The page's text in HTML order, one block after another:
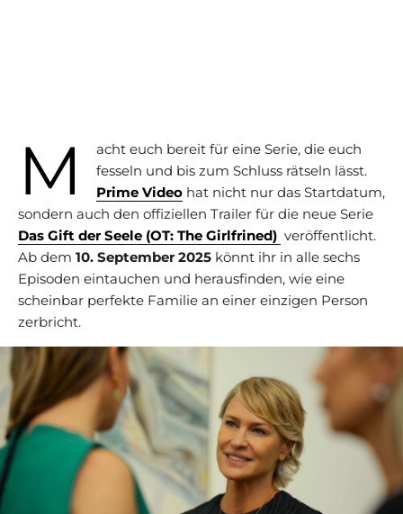
M
acht euch bereit für eine Serie, die euch
fesseln und bis zum Schluss rätseln lässt.
Prime Video hat nicht nur das Startdatum,
sondern auch den offiziellen Trailer für die neue Serie
Das Gift der Seele (OT: The Girlfrined) veröffentlicht.
Ab dem 10. September 2025 könnt ihr in alle sechs
Episoden eintauchen und herausfinden, wie eine
scheinbar perfekte Familie an einer einzigen Person
zerbricht.